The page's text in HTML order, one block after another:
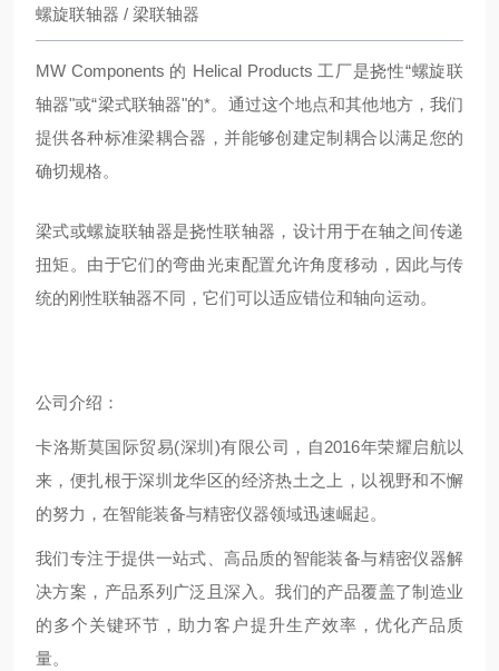
螺旋联轴器 / 梁联轴器
MW Components 的 Helical Products 工厂是挠性“螺旋联
轴器"或“梁式联轴器"的*。通过这个地点和其他地方，我们
提供各种标准梁耦合器，并能够创建定制耦合以满足您的
确切规格。
梁式或螺旋联轴器是挠性联轴器，设计用于在轴之间传递
扭矩。由于它们的弯曲光束配置允许角度移动，因此与传
统的刚性联轴器不同，它们可以适应错位和轴向运动。
公司介绍：
卡洛斯莫国际贸易(深圳)有限公司，自2016年荣耀启航以
来，便扎根于深圳龙华区的经济热土之上，以视野和不懈
的努力，在智能装备与精密仪器领域迅速崛起。
我们专注于提供一站式、高品质的智能装备与精密仪器解
决方案，产品系列广泛且深入。我们的产品覆盖了制造业
的多个关键环节，助力客户提升生产效率，优化产品质
量。